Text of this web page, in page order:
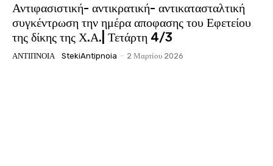
Αντιφασιστική- αντικρατική- αντικατασταλτική
συγκέντρωση την ημέρα αποφασης του Εφετείου
της δίκης της Χ.Α.| Τετάρτη 4/3
ΑΝΤΊΠΝΟΙΑ StekiAntipnoia - 2 Μαρτίου 2026